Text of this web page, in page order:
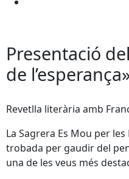
Presentació
de
Revetlla literària amb
La Sagrera Es Mou per
trobada per gaudir del
una de les veus més